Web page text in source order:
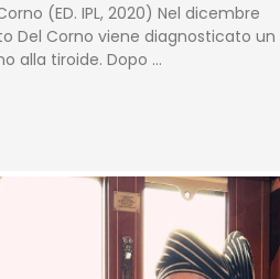
(ED. IPL, 2020) Nel dicembre
Del Corno viene diagnosticato un
alla tiroide. Dopo …